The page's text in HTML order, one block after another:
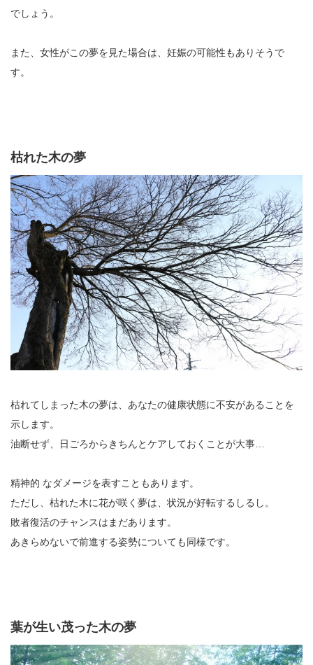
でしょう。
また、女性がこの夢を見た場合は、妊娠の可能性もありそうで
す。
枯れた木の夢
枯れてしまった木の夢は、あなたの健康状態に不安があることを
示します。
油断せず、日ごろからきちんとケアしておくことが大事…
精神的 なダメージを表すこともあります。
ただし、枯れた木に花が咲く夢は、状況が好転するしるし。
敗者復活のチャンスはまだあります。
あきらめないで前進する姿勢についても同様です。
葉が生い茂った木の夢